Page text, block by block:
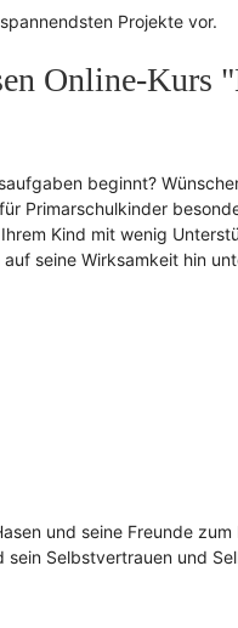
Projekte vor.
Online-Kurs
beginnt?
Primarschulkinder
Kind mit wenig
seine Wirksamkeit hin
und seine Freunde
sein Selbstvertrauen und